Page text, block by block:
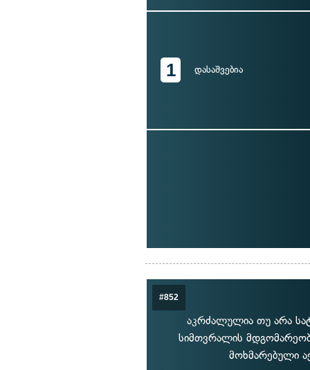
1 დასაშვებია
#852
აკრძალულია თუ არა
სიმთვრალის
მოხმარებული